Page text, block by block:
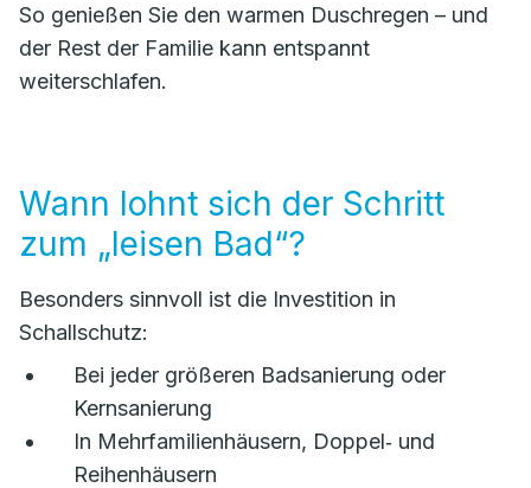
So genießen Sie den warmen Duschregen – und
der Rest der Familie kann entspannt
weiterschlafen.
Wann lohnt sich der Schritt
zum „leisen Bad“?
Besonders sinnvoll ist die Investition in
Schallschutz:
Bei jeder größeren Badsanierung oder
Kernsanierung
In Mehrfamilienhäusern, Doppel‑ und
Reihenhäusern